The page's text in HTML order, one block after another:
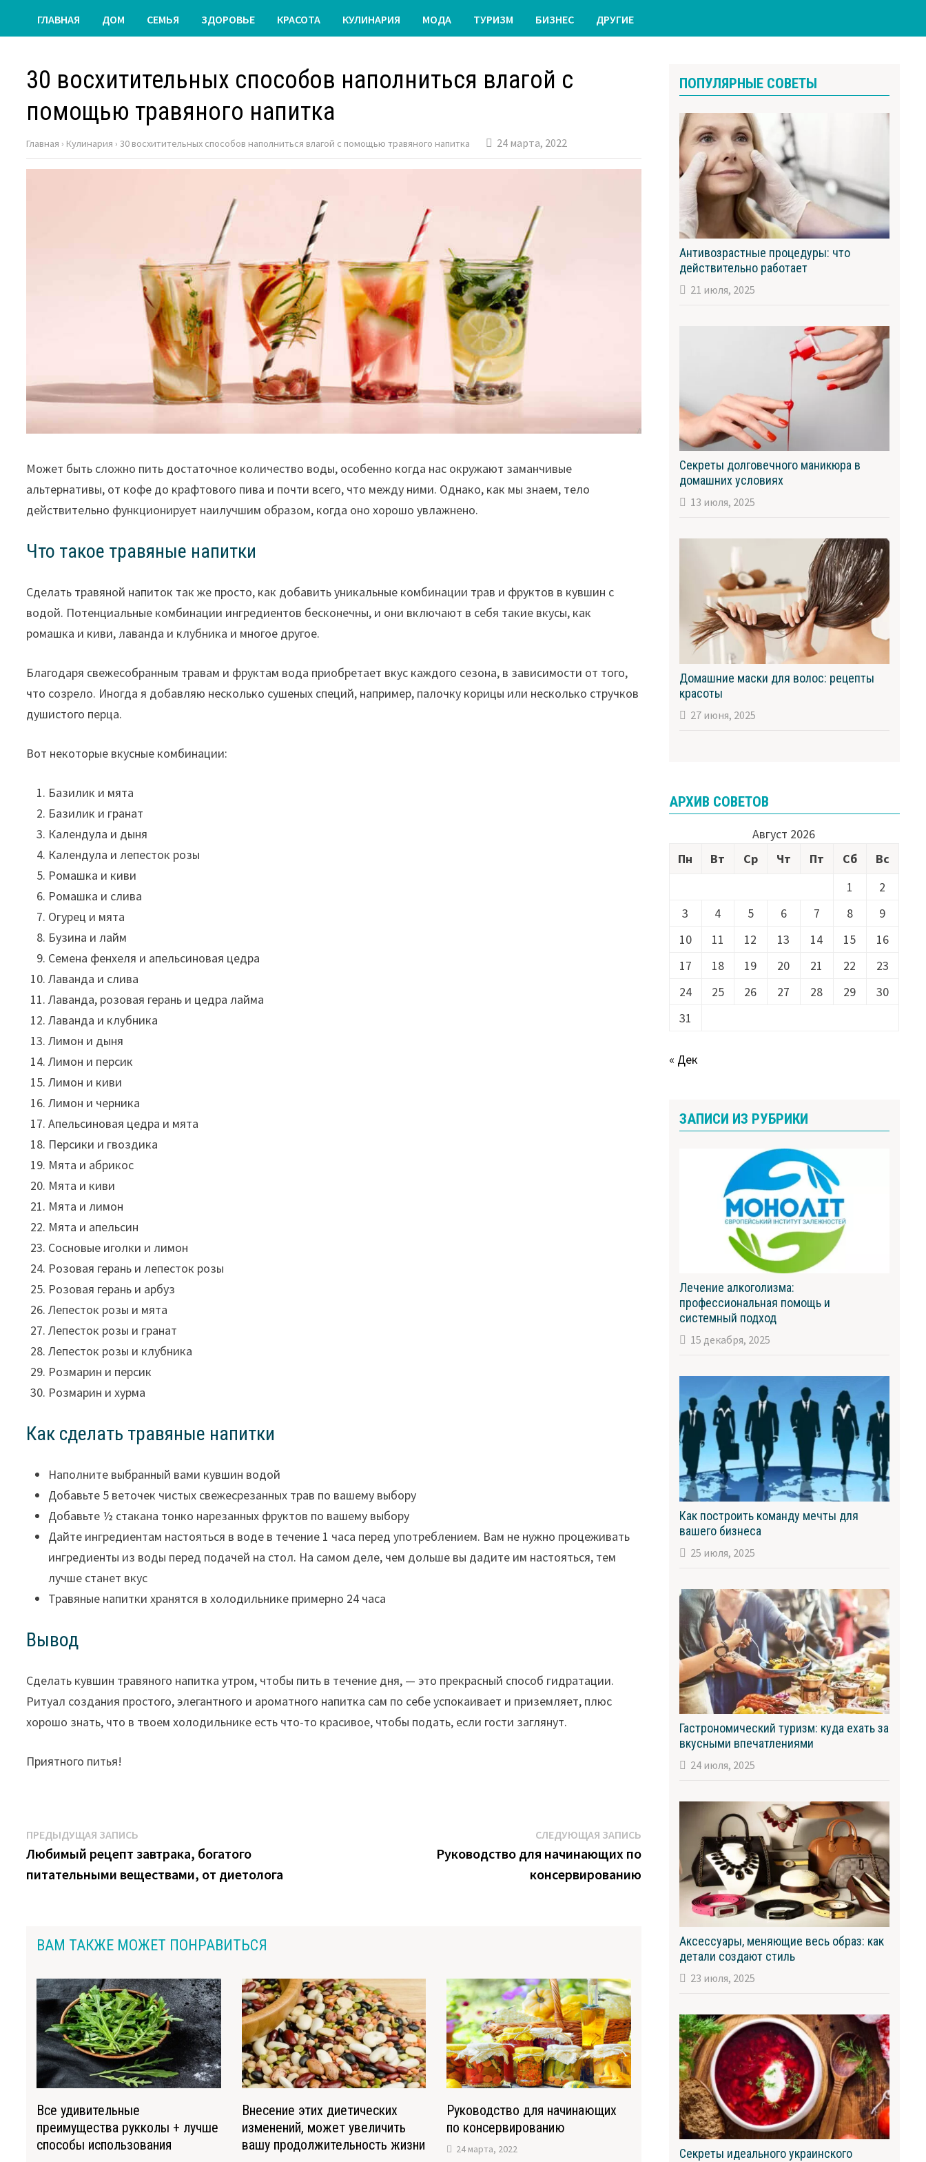
ГЛАВНАЯ ДОМ СЕМЬЯ ЗДОРОВЬЕ КРАСОТА КУЛИНАРИЯ МОДА ТУРИЗМ БИЗНЕС ДРУГИЕ
30 восхитительных способов наполниться влагой с
помощью травяного напитка
Главная › Кулинария ›30 восхитительных способов наполниться влагой с помощью травяного напитка 24 марта, 2022
Может быть сложно пить достаточное количество воды, особенно когда нас окружают заманчивые
альтернативы, от кофе до крафтового пива и почти всего, что между ними. Однако, как мы знаем, тело
действительно функционирует наилучшим образом, когда оно хорошо увлажнено.
Что такое травяные напитки
Сделать травяной напиток так же просто, как добавить уникальные комбинации трав и фруктов в кувшин с
водой. Потенциальные комбинации ингредиентов бесконечны, и они включают в себя такие вкусы, как
ромашка и киви, лаванда и клубника и многое другое.
Благодаря свежесобранным травам и фруктам вода приобретает вкус каждого сезона, в зависимости от того,
что созрело. Иногда я добавляю несколько сушеных специй, например, палочку корицы или несколько стручков
душистого перца.
Вот некоторые вкусные комбинации:
Базилик и мята
Базилик и гранат
Календула и дыня
Календула и лепесток розы
Ромашка и киви
Ромашка и слива
Огурец и мята
Бузина и лайм
Семена фенхеля и апельсиновая цедра
Лаванда и слива
Лаванда, розовая герань и цедра лайма
Лаванда и клубника
Лимон и дыня
Лимон и персик
Лимон и киви
Лимон и черника
Апельсиновая цедра и мята
Персики и гвоздика
Мята и абрикос
Мята и киви
Мята и лимон
Мята и апельсин
Сосновые иголки и лимон
Розовая герань и лепесток розы
Розовая герань и арбуз
Лепесток розы и мята
Лепесток розы и гранат
Лепесток розы и клубника
Розмарин и персик
Розмарин и хурма
Как сделать травяные напитки
Наполните выбранный вами кувшин водой
Добавьте 5 веточек чистых свежесрезанных трав по вашему выбору
Добавьте ½ стакана тонко нарезанных фруктов по вашему выбору
Дайте ингредиентам настояться в воде в течение 1 часа перед употреблением. Вам не нужно процеживать
ингредиенты из воды перед подачей на стол. На самом деле, чем дольше вы дадите им настояться, тем
лучше станет вкус
Травяные напитки хранятся в холодильнике примерно 24 часа
Вывод
Сделать кувшин травяного напитка утром, чтобы пить в течение дня, — это прекрасный способ гидратации.
Ритуал создания простого, элегантного и ароматного напитка сам по себе успокаивает и приземляет, плюс
хорошо знать, что в твоем холодильнике есть что-то красивое, чтобы подать, если гости заглянут.
Приятного питья!
Навигация
по
ПРЕДЫДУЩАЯ ЗАПИСЬ
запись:
Любимый рецепт завтрака, богатого
питательными веществами, от диетолога
СЛЕДУЮЩАЯ ЗАПИСЬСледующая
запись:
Руководство для начинающих по
консервированию
ВАМ ТАКЖЕ МОЖЕТ ПОНРАВИТЬСЯ
Все удивительные
преимущества рукколы + лучше
способы использования
Внесение этих диетических
изменений, может увеличить
вашу продолжительность жизни
Руководство для начинающих
по консервированию
24 марта, 2022
ПОПУЛЯРНЫЕ СОВЕТЫ
Антивозрастные процедуры: что
действительно работает
21 июля, 2025
Секреты долговечного маникюра в
домашних условиях
13 июля, 2025
Домашние маски для волос: рецепты
красоты
27 июня, 2025
АРХИВ СОВЕТОВ
Август 2026
Пн
Вт Ср Чт Пт Сб
Вс
1
2
3
4 5 6 7 8
9
10
11 12 13 14 15
16
17
18 19 20 21 22
23
24
25 26 27 28 29
30
31
« Дек
ЗАПИСИ ИЗ РУБРИКИ
Лечение алкоголизма:
профессиональная помощь и
системный подход
15 декабря, 2025
Как построить команду мечты для
вашего бизнеса
25 июля, 2025
Гастрономический туризм: куда ехать за
вкусными впечатлениями
24 июля, 2025
Аксессуары, меняющие весь образ: как
детали создают стиль
23 июля, 2025
Секреты идеального украинского